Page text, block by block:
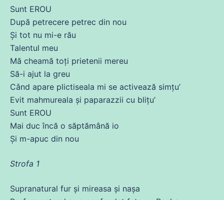
Sunt EROU
După petrecere petrec din nou
Și tot nu mi-e rău
Talentul meu
Mă cheamă toți prietenii mereu
Să-i ajut la greu
Când apare plictiseala mi se activează simțu’
Evit mahmureala și paparazzii cu blițu’
Sunt EROU
Mai duc încă o săptămână io
Și m-apuc din nou
Strofa 1
Supranatural fur și mireasa și nașa